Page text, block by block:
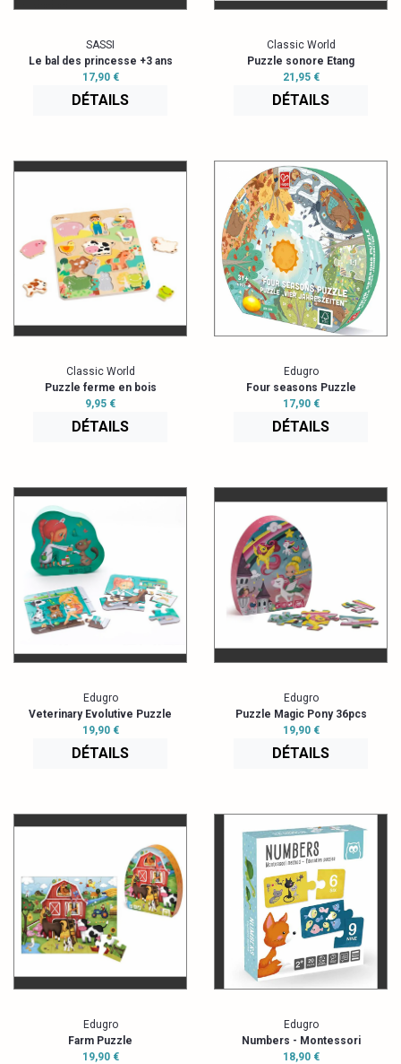
SASSI
Le bal des princesse +3 ans
17,90 €
DÉTAILS
Classic World
Puzzle sonore Etang
21,95 €
DÉTAILS
Classic World
Puzzle ferme en bois
9,95 €
DÉTAILS
Edugro
Four seasons Puzzle
17,90 €
DÉTAILS
Edugro
Veterinary Evolutive Puzzle
19,90 €
DÉTAILS
Edugro
Puzzle Magic Pony 36pcs
19,90 €
DÉTAILS
Edugro
Farm Puzzle
19,90 €
Edugro
Numbers - Montessori
18,90 €